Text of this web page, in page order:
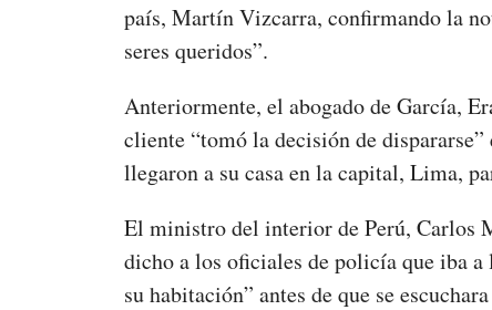
país, Martín Vizcarra, confirmando la
seres queridos”.
Anteriormente, el abogado de García,
cliente “tomó la decisión de
llegaron a su casa en la capital, Lima,
El ministro del interior de Perú, Carlos
dicho a los oficiales de policía que iba a
su habitación” antes de que se